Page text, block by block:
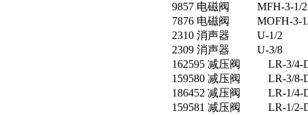
9857 电磁阀 MFH-3-1/2
7876 电磁阀 MOFH-3-
2310 消声器 U-1/2
2309 消声器 U-3/8
162595 减压阀 LR-3/4-
159580 减压阀 LR-3/8-
186452 减压阀 LR-1/4-
159581 减压阀 LR-1/2-